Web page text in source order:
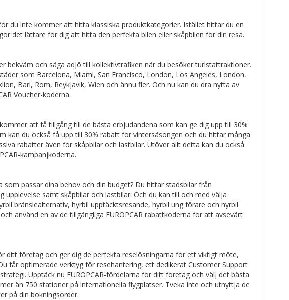
du inte kommer att hitta klassiska produktkategorier. Istället hittar du en
det lättare för dig att hitta den perfekta bilen eller skåpbilen för din resa.
bekväm och säga adjö till kollektivtrafiken när du besöker turistattraktioner.
som Barcelona, Miami, San Francisco, London, Los Angeles, London,
Bari, Rom, Reykjavik, Wien och ännu fler. Och nu kan du dra nytta av
Voucher-koderna.
att få tillgång till de bästa erbjudandena som kan ge dig upp till 30%
kan du också få upp till 30% rabatt för vintersäsongen och du hittar många
rabatter även för skåpbilar och lastbilar. Utöver allt detta kan du också
kampanjkoderna.
passar dina behov och din budget? Du hittar stadsbilar från
samt skåpbilar och lastbilar. Och du kan till och med välja
bränslealternativ, hyrbil upptäcktsresande, hyrbil ung förare och hyrbil
använd en av de tillgängliga EUROPCAR rabattkoderna för att avsevärt
ditt företag och ger dig de perfekta reselösningarna för ett viktigt möte,
får optimerade verktyg för resehantering, ett dedikerat Customer Support
Upptäck nu EUROPCAR-fördelarna för ditt företag och välj det bästa
än 750 stationer på internationella flygplatser. Tveka inte och utnyttja de
på din bokningsorder.